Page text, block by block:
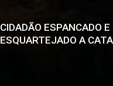
CIDADÃO ESPANCADO E
ESQUARTEJADO A